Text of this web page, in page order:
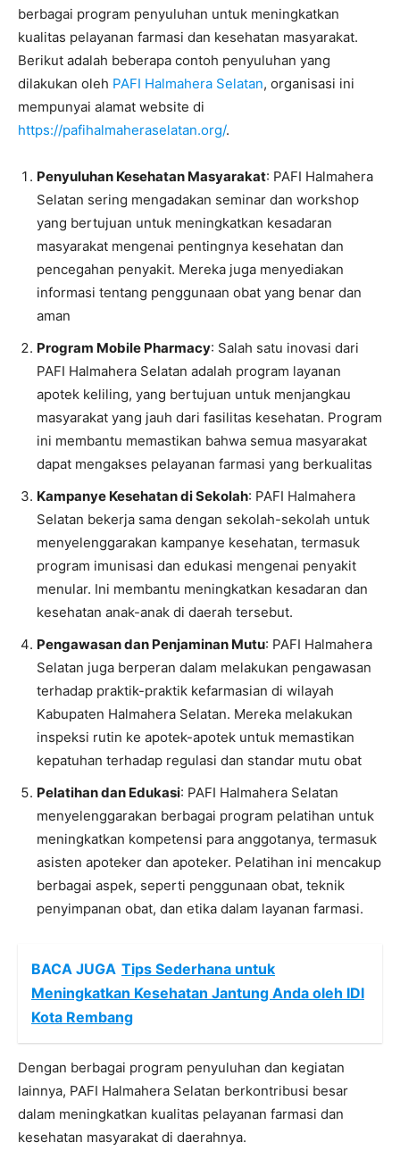
berbagai program penyuluhan untuk meningkatkan
kualitas pelayanan farmasi dan kesehatan masyarakat.
Berikut adalah beberapa contoh penyuluhan yang
dilakukan oleh PAFI Halmahera Selatan, organisasi ini
mempunyai alamat website di
https://pafihalmaheraselatan.org/.
Penyuluhan Kesehatan Masyarakat: PAFI Halmahera
Selatan sering mengadakan seminar dan workshop
yang bertujuan untuk meningkatkan kesadaran
masyarakat mengenai pentingnya kesehatan dan
pencegahan penyakit. Mereka juga menyediakan
informasi tentang penggunaan obat yang benar dan
aman
Program Mobile Pharmacy: Salah satu inovasi dari
PAFI Halmahera Selatan adalah program layanan
apotek keliling, yang bertujuan untuk menjangkau
masyarakat yang jauh dari fasilitas kesehatan. Program
ini membantu memastikan bahwa semua masyarakat
dapat mengakses pelayanan farmasi yang berkualitas
Kampanye Kesehatan di Sekolah: PAFI Halmahera
Selatan bekerja sama dengan sekolah-sekolah untuk
menyelenggarakan kampanye kesehatan, termasuk
program imunisasi dan edukasi mengenai penyakit
menular. Ini membantu meningkatkan kesadaran dan
kesehatan anak-anak di daerah tersebut.
Pengawasan dan Penjaminan Mutu: PAFI Halmahera
Selatan juga berperan dalam melakukan pengawasan
terhadap praktik-praktik kefarmasian di wilayah
Kabupaten Halmahera Selatan. Mereka melakukan
inspeksi rutin ke apotek-apotek untuk memastikan
kepatuhan terhadap regulasi dan standar mutu obat
Pelatihan dan Edukasi: PAFI Halmahera Selatan
menyelenggarakan berbagai program pelatihan untuk
meningkatkan kompetensi para anggotanya, termasuk
asisten apoteker dan apoteker. Pelatihan ini mencakup
berbagai aspek, seperti penggunaan obat, teknik
penyimpanan obat, dan etika dalam layanan farmasi.
BACA JUGA Tips Sederhana untuk
Meningkatkan Kesehatan Jantung Anda oleh IDI
Kota Rembang
Dengan berbagai program penyuluhan dan kegiatan
lainnya, PAFI Halmahera Selatan berkontribusi besar
dalam meningkatkan kualitas pelayanan farmasi dan
kesehatan masyarakat di daerahnya.